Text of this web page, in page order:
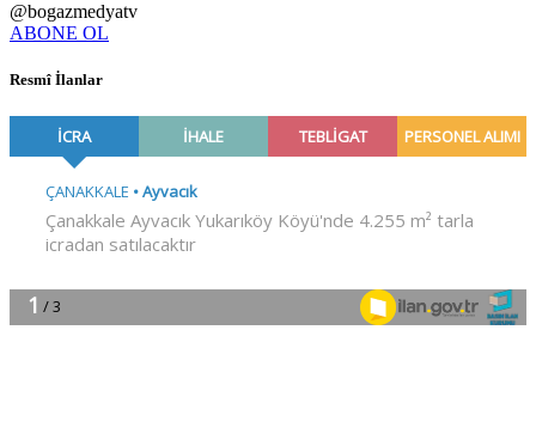
@bogazmedyatv
ABONE OL
Resmî İlanlar